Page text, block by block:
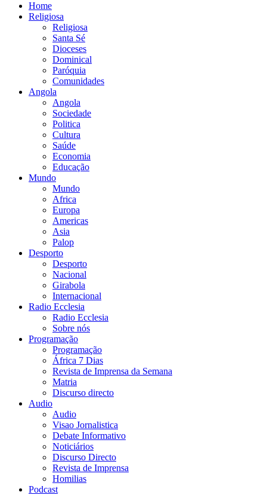
Home
Religiosa
Religiosa
Santa Sé
Dioceses
Dominical
Paróquia
Comunidades
Angola
Angola
Sociedade
Politica
Cultura
Saúde
Economia
Educação
Mundo
Mundo
Africa
Europa
Americas
Asia
Palop
Desporto
Desporto
Nacional
Girabola
Internacional
Radio Ecclesia
Radio Ecclesia
Sobre nós
Programação
Programação
África 7 Dias
Revista de Imprensa da Semana
Matria
Discurso directo
Audio
Audio
Visao Jornalistica
Debate Informativo
Noticiários
Discurso Directo
Revista de Imprensa
Homilias
Podcast